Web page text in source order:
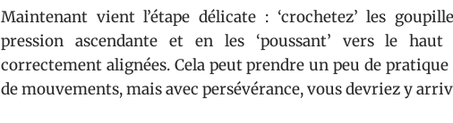
Maintenant vient l’étape délicate : ‘crochetez’ les
pression ascendante et en les ‘poussant’ vers le haut
correctement alignées. Cela peut prendre un peu de
de mouvements, mais avec persévérance, vous devriez y